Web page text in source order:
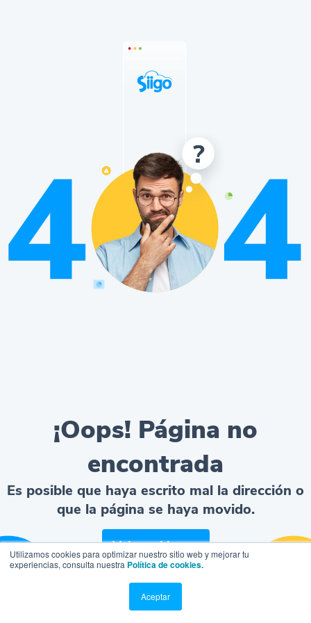
Utilizamos cookies para optimizar nuestro sitio web y mejorar tu
experiencias, consulta nuestra Política de cookies.
Aceptar
¡Oops! Página no
encontrada
Es posible que haya escrito mal la dirección o
que la página se haya movido.
Volver al home